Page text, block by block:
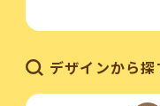
デザインから探